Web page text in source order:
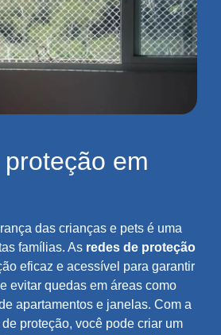
em
das crianças e pets é uma
famílias. As redes de proteção
eficaz e acessível para garantir
e evitar quedas em áreas como
apartamentos e janelas. Com a
proteção, você pode criar um